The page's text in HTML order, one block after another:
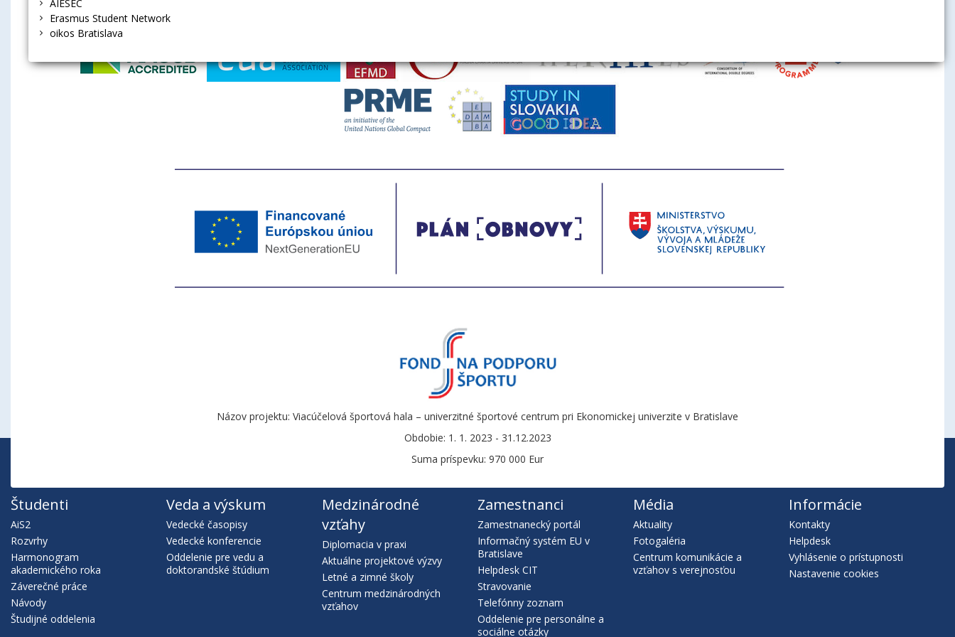
AIESEC
Erasmus Student Network
oikos Bratislava
Názov projektu: Viacúčelová športová hala – univerzitné športové centrum pri Ekonomickej univerzite v Bratislave
Obdobie: 1. 1. 2023 - 31.12.2023
Suma príspevku: 970 000 Eur
Študenti
AiS2
Rozvrhy
Harmonogram
akademického roka
Záverečné práce
Návody
Študijné oddelenia
Veda a výskum
Vedecké časopisy
Vedecké konferencie
Oddelenie pre vedu a
doktorandské štúdium
Medzinárodné
vzťahy
Diplomacia v praxi
Aktuálne projektové výzvy
Letné a zimné školy
Centrum medzinárodných
vzťahov
Zamestnanci
Zamestnanecký portál
Informačný systém EU v
Bratislave
Helpdesk CIT
Stravovanie
Telefónny zoznam
Oddelenie pre personálne a
sociálne otázky
Média
Aktuality
Fotogaléria
Centrum komunikácie a
vzťahov s verejnosťou
Informácie
Kontakty
Helpdesk
Vyhlásenie o prístupnosti
Nastavenie cookies